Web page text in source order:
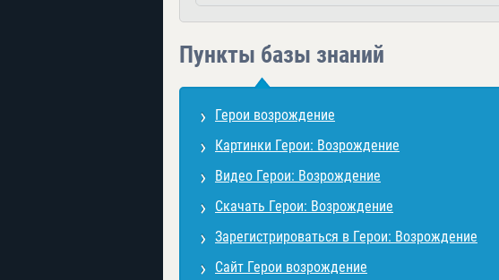
Пункты базы знаний
Герои возрождение
Картинки Герои: Возрождение
Видео Герои: Возрождение
Скачать Герои: Возрождение
Зарегистрироваться в Герои: Возрождение
Сайт Герои возрождение